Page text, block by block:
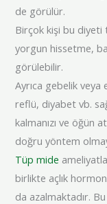
de görülür.
Birçok kişi bu diyeti
yorgun hissetme,
görülebilir.
Ayrıca gebelik
reflü, diyabet vb.
kalmanızı ve öğün
doğru yöntem
Tüp mide
birlikte açlık
da azalmaktadır.